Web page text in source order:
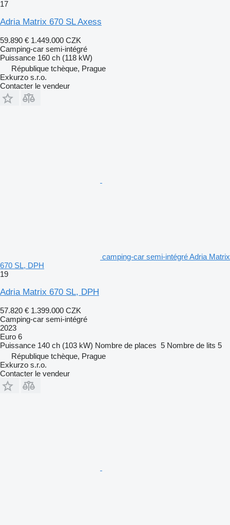
17
Adria Matrix 670 SL Axess
59.890 € 1.449.000 CZK
Camping-car semi-intégré
Puissance 160 ch (118 kW)
République tchèque, Prague
Exkurzo s.r.o.
Contacter le vendeur
camping-car semi-intégré Adria Matrix
670 SL, DPH
19
Adria Matrix 670 SL, DPH
57.820 € 1.399.000 CZK
Camping-car semi-intégré
2023
Euro 6
Puissance 140 ch (103 kW) Nombre de places 5 Nombre de lits 5
République tchèque, Prague
Exkurzo s.r.o.
Contacter le vendeur